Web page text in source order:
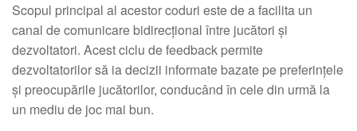
Scopul principal al acestor coduri este de a facilita un
canal de comunicare bidirecțional între jucători și
dezvoltatori. Acest ciclu de feedback permite
dezvoltatorilor să ia decizii informate bazate pe preferințele
și preocupările jucătorilor, conducând în cele din urmă la
un mediu de joc mai bun.